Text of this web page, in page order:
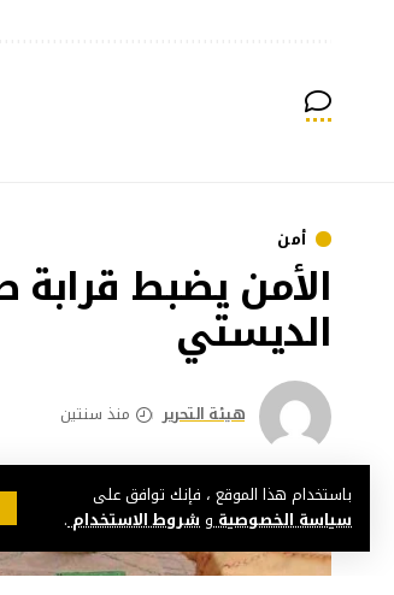
باستخدام هذا الموقع ، فإنك توافق على
سياسة الخصوصيةو شروط الاستخدام.
أمن
الأمن يضبط
الديستي
هيئة التحرير منذ سنتين